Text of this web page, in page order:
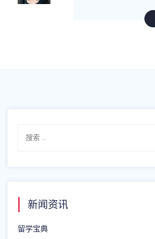
新闻资讯
留学宝典